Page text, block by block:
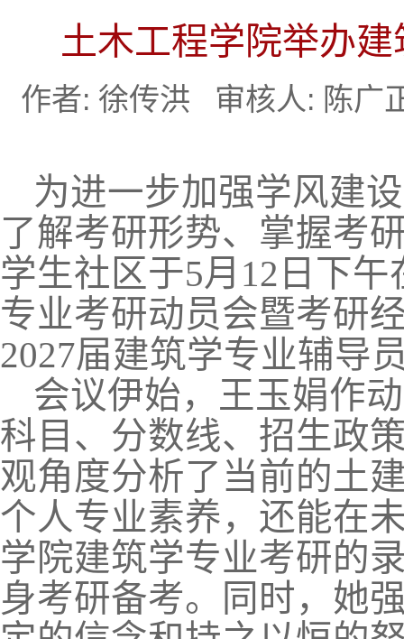
土木工程学院举办
作者: 徐传洪 审核人: 陈
为进一步加强学风建
了解考研形势、掌握考
学生社区于5月 12 日下
专业考研动员会暨考研
2027届建筑学专业辅导
会议伊始，王玉娟作
科目、分数线、招生政
观角度分析了当前的土
个人专业素养，还能在
学院建筑学专业考研的
身考研备考。同时，她